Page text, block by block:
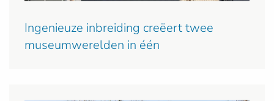
Ingenieuze inbreiding creëert twee
museumwerelden in één